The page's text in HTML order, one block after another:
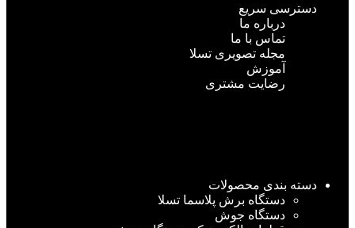
دسترسی سریع
درباره ما
تماس با ما
مجله تصویری تسلا
آموزش
رضایت مشتری
دسته بندی محصولات
دستگاه برش پلاسما تسلا
دستگاه جوش